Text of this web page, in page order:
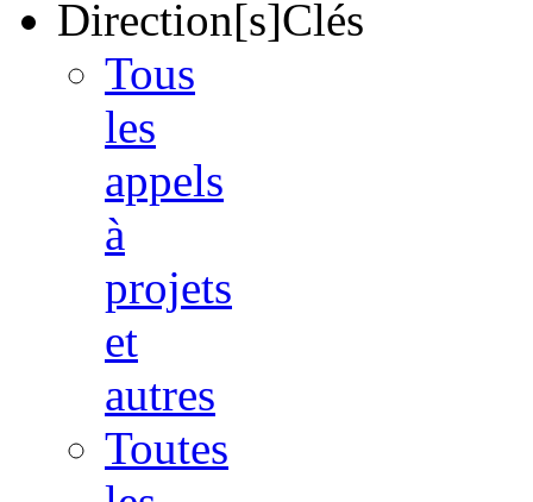
Direction[s]Clés
Tous
les
appels
à
projets
et
autres
Toutes